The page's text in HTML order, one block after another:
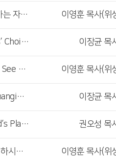
<주일4부예배>내 사랑하는 아들 내 기뻐하는 자 ( My Beloved Son in Whom I Delight ) 이영훈 목사(위
<주일1,2,3부예배>예수님의 선택 ( Jesus’ Choice ) 이장균 목
<주일4부예배>무엇이 보이느냐?(Do You See Anything?) 이영훈 목사(위
<주일2,3부예배>변하지 않는 믿음 ( Unchanging Faith ) 이장균 목
<주일1부예배>남 탓 말고 ( Trusting God’s Plan ) 권오성 목
<주일4부예배>사모하는 영혼을 만족하게 하시는 하나님 ( God Who Satisfies the Thirsty ) 이영훈 목사(위